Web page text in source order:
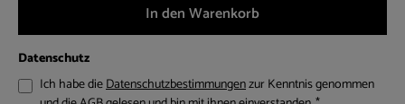
In den Warenkorb
Datenschutz
Ich habe dieDatenschutzbestimmungenzur Kenntnis genommen